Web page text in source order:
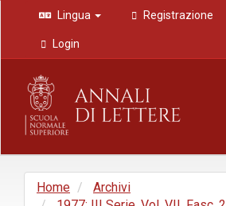
Navigazione
principale
Contenuto
principale
Barra
laterale
Lingua Registrazione
Login
Home
Archivi